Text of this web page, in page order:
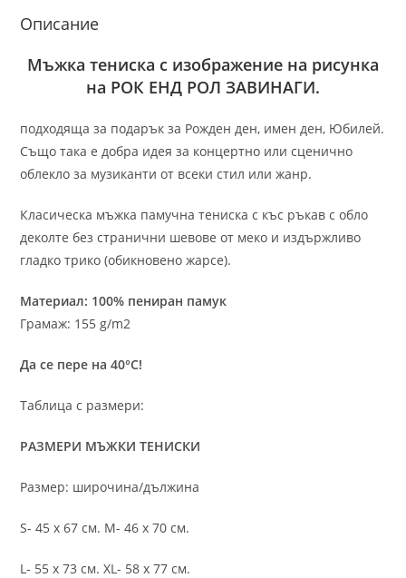
Описание
Мъжка тениска с изображение на рисунка
на РОК ЕНД РОЛ ЗАВИНАГИ.
подходяща за подарък за Рожден ден, имен ден, Юбилей.
Също така е добра идея за концертно или сценично
облекло за музиканти от всеки стил или жанр.
Класическа мъжка памучна тениска с къс ръкав с обло
деколте без странични шевове от меко и издържливо
гладко трико (обикновено жарсе).
Материал: 100% пениран памук
Грамаж: 155 g/m2
Да се пере на 40°C!
Таблица с размери:
РАЗМЕРИ МЪЖКИ ТЕНИСКИ
Размер: широчина/дължина
S- 45 х 67 см. M- 46 х 70 см.
L- 55 х 73 см. XL- 58 х 77 см.